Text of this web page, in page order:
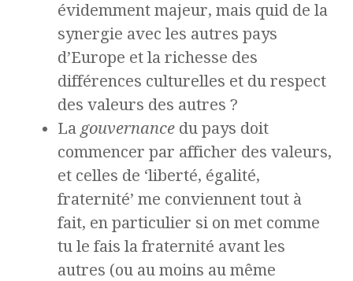
évidemment majeur, mais quid de la
synergie avec les autres pays
d’Europe et la richesse des
différences culturelles et du respect
des valeurs des autres ?
La gouvernance du pays doit
commencer par afficher des valeurs,
et celles de ‘liberté, égalité,
fraternité’ me conviennent tout à
fait, en particulier si on met comme
tu le fais la fraternité avant les
autres (ou au moins au même